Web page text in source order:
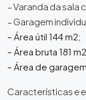
– Varanda da sala
– Garagem
– Área útil 144 m2;
– Área bruta 181
– Área de
Características e